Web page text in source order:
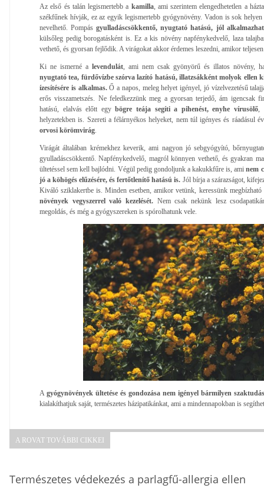
Az első és talán legismertebb a kamilla, ami szerintem elengedhetetlen a
székfűnek hívják, ez az egyik legismertebb gyógynövény. Vadon is sok
nevelhető. Pompásgyulladáscsökkentő, nyugtató hatású, jól
külsőleg pedig borogatásként is. Ez a kis növény napfénykedvelő, laza
vethető, és gyorsan fejlődik. A virágokat akkor érdemes leszedni, amikor
Ki ne ismerné a levendulát , ami nem csak gyönyörű és illatos növény,
nyugtató tea, fürdővízbe szórva lazító hatású, illatzsákként molyok ellen
ízesítésére is alkalmas.Ő a napos, meleg helyet igényel, jó vízelvezetésű
erős visszametszés. Ne feledkezzünk meg a gyorsan terjedő, ám igencsak
hatású, elalvás előtt egybögre teája segíti a pihenést, enyhe vírusölő
helyzetekben is. Szereti a félárnyékos helyeket, nem túl igényes és ráadásul
orvosi körömvirág
Virágát általában krémekhez keverik, ami nagyon jó sebgyógyító,
gyulladáscsökkentő. Napfénykedvelő, magról könnyen vethető, és gyakran
ültetéssel sem kell bajlódni. Végül pedig gondoljunk a kakukkfűre is, ami nem
jó a köhögés elűzésére, és fertőtlenítő hatású is. Jól bírja a szárazságot,
Kiváló sziklakertbe is. Minden esetben, amikor vetünk, keressünk
növények vegyszerrel való kezelését. Nem csak nekünk lesz
megoldás, és még a gyógyszereken is spórolhatunk vele.
A gyógynövények ültetése és gondozása nem igényel bármilyen
kialakíthatjuk saját, természetes házipatikánkat, ami a mindennapokban is
A ROVAT TOVÁBBI CIKKEI
Természetes védekezés a parlagfű-allergia ellen